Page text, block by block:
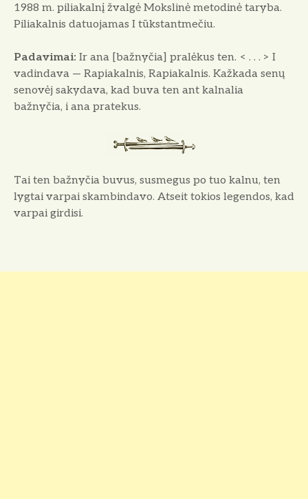
1988 m. piliakalnį žvalgė Mokslinė metodinė taryba.
Piliakalnis datuojamas I tūkstantmečiu.
Padavimai: Ir ana [bažnyčia] pralėkus ten. < . . . > I
vadindava — Rapiakalnis, Rapiakalnis. Kažkada senų
senovėj sakydava, kad buva ten ant kalnalia
bažnyčia, i ana pratekus.
Tai ten bažnyčia buvus, susmegus po tuo kalnu, ten
lygtai varpai skambindavo. Atseit tokios legendos, kad
varpai girdisi.